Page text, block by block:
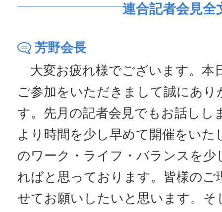
連合記者会見全
芳野会長
大変お疲れ様でございます。本
ご参加をいただきまして誠にあ
す。先月の記者会見でもお話しし
より時間を少し早めて開催をいた
のワーク・ライフ・バランスを少
ればと思っております。皆様のご
せてお願いしたいと思います。そ